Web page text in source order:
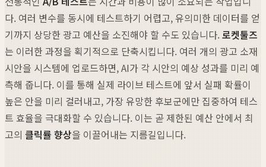
다. 여러 변수를 동시에 테스트하기 어렵고, 유의미한 데이터를 얻
기까지 상당한 광고 예산을 소진해야 할 수도 있습니다.로켓툴즈
는 이러한 과정을 획기적으로 단축시킵니다. 여러 개의 광고 소재
시안을 시스템에 업로드하면, AI가 각 시안의 예상 성과를 미리 예
측해 줍니다. 이를 통해 실제 라이브 테스트에 앞서 실패 확률이
높은 안을 미리 걸러내고, 가장 유망한 후보군에만 집중하여 테스
트 효율을 극대화할 수 있습니다. 이는 곧 제한된 예산 안에서 최
고의 클릭률 향상을 이끌어내는 지름길입니다.